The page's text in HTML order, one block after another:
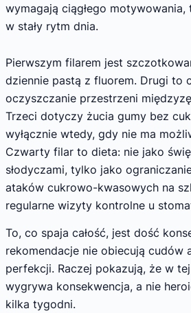
wymagają ciągłego
w stały rytm dnia.
Pierwszym filarem jest
dziennie pastą z fluorem. Drugi to
oczyszczanie przestrzeni
Trzeci dotyczy żucia gumy bez
wyłącznie wtedy, gdy nie ma
Czwarty filar to dieta: nie jako
słodyczami, tylko jako
ataków cukrowo-kwasowych na
regularne wizyty kontrolne u
To, co spaja całość, jest dość
rekomendacje nie obiecują cudów
perfekcji. Raczej pokazują, że w
wygrywa konsekwencja, a nie
kilka tygodni.